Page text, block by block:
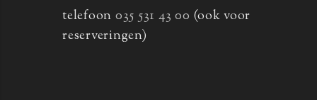
telefoon 035 531 43 00 (ook voor
reserveringen)